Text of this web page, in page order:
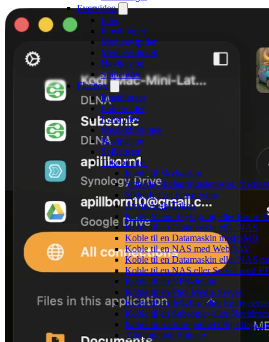
Evervideo
Filer
Innstillinger
Medieavspiller
Mediebibliotek
Navigasjon
Spillelister
Flacbox
Innstillinger
Lokale filer
Lydspiller
Musikkbibliotek
Navigasjon
Spillelister
Tilkoblinger
Koble til Skylagring
Støttede Skylagringstjenester,
Sikkerhet og Personvern
Avvis Auth-Token
Koble fra en Skylagring eller Endre
Koble til en Datamaskin eller NAS
Koble til en Datamaskin med SMB
Koble til en NAS med WebDAV
Koble til en Datamaskin eller NAS
Koble til en NAS eller Server med
Koble til en NFS-deling
Koble til en Plex Media Server
Koble til en Jellyfin- eller Emby-
Koble til en Subsonic- eller
Koble til S3-kompatibel
Tilgjengelige Enheter